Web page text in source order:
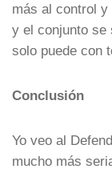
más al control y
y el conjunto se
solo puede con
Conclusión
Yo veo al
mucho más